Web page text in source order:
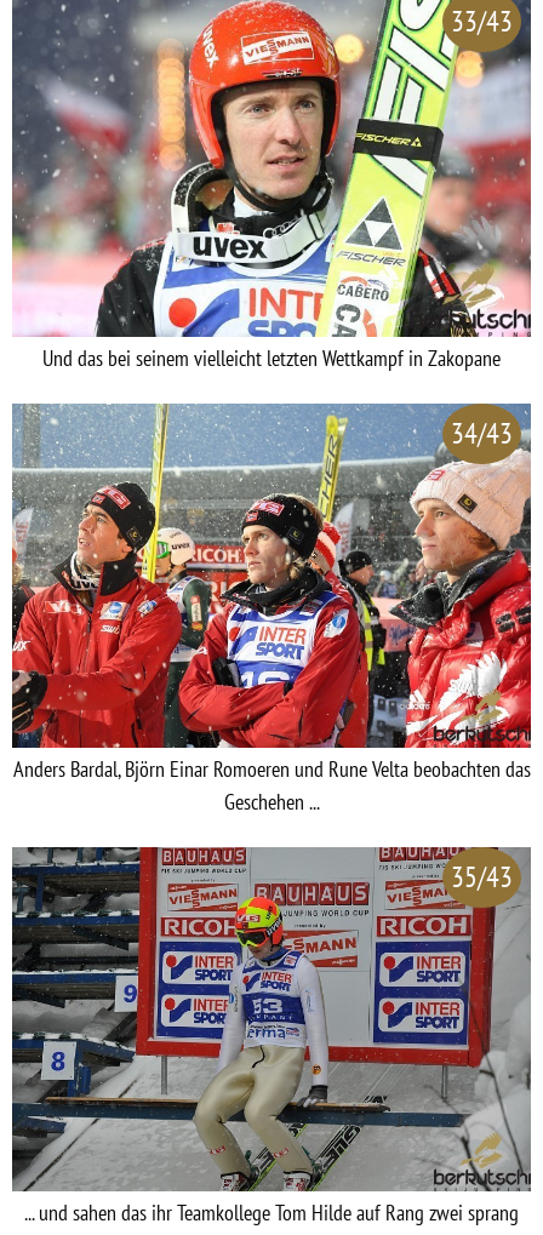
33/43
Und das bei seinem vielleicht letzten Wettkampf in Zakopane
34/43
Anders Bardal, Björn Einar Romoeren und Rune Velta beobachten das
Geschehen ...
35/43
... und sahen das ihr Teamkollege Tom Hilde auf Rang zwei sprang